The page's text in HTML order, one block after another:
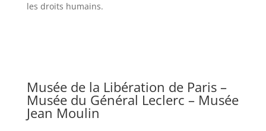
les droits humains.
Musée de la Libération de Paris –
Musée du Général Leclerc – Musée
Jean Moulin